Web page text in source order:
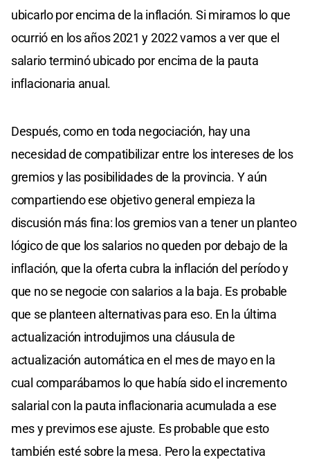
ubicarlo por encima de la inflación. Si miramos lo que
ocurrió en los años 2021 y 2022 vamos a ver que el
salario terminó ubicado por encima de la pauta
inflacionaria anual.
Después, como en toda negociación, hay una
necesidad de compatibilizar entre los intereses de los
gremios y las posibilidades de la provincia. Y aún
compartiendo ese objetivo general empieza la
discusión más fina: los gremios van a tener un planteo
lógico de que los salarios no queden por debajo de la
inflación, que la oferta cubra la inflación del período y
que no se negocie con salarios a la baja. Es probable
que se planteen alternativas para eso. En la última
actualización introdujimos una cláusula de
actualización automática en el mes de mayo en la
cual comparábamos lo que había sido el incremento
salarial con la pauta inflacionaria acumulada a ese
mes y previmos ese ajuste. Es probable que esto
también esté sobre la mesa. Pero la expectativa